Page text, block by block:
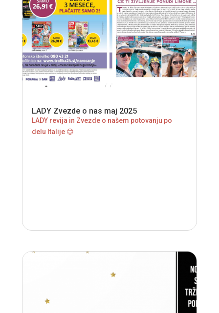
LADY Zvezde o nas maj 2025
LADY revija in Zvezde o našem potovanju po
delu Italije 😊